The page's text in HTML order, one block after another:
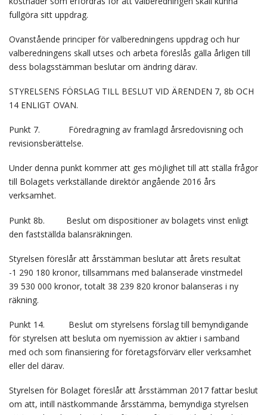
fullgöra sitt uppdrag.
Ovanstående principer för valberedningens uppdrag och hur
valberedningens skall utses och arbeta föreslås gälla årligen till
dess bolagsstämman beslutar om ändring därav.
STYRELSENS FÖRSLAG TILL BESLUT VID ÄRENDEN 7, 8b OCH
14 ENLIGT OVAN.
Punkt 7. Föredragning av framlagd årsredovisning och
revisionsberättelse.
Under denna punkt kommer att ges möjlighet till att ställa frågor
till Bolagets verkställande direktör angående 2016 års
verksamhet.
Punkt 8b. Beslut om dispositioner av bolagets vinst enligt
den fastställda balansräkningen.
Styrelsen föreslår att årsstämman beslutar att årets resultat
-1 290 180 kronor, tillsammans med balanserade vinstmedel
39 530 000 kronor, totalt 38 239 820 kronor balanseras i ny
räkning.
Punkt 14. Beslut om styrelsens förslag till bemyndigande
för styrelsen att besluta om nyemission av aktier i samband
med och som finansiering för företagsförvärv eller verksamhet
eller del därav.
Styrelsen för Bolaget föreslår att årsstämman 2017 fattar beslut
om att, intill nästkommande årsstämma, bemyndiga styrelsen